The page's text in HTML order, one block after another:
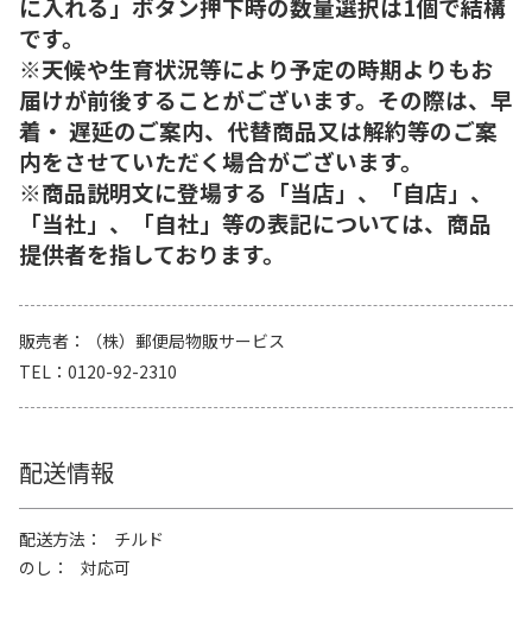
に入れる」ボタン押下時の数量選択は1個で結構
です。
※天候や生育状況等により予定の時期よりもお
届けが前後することがございます。その際は、早
着・ 遅延のご案内、代替商品又は解約等のご案
内をさせていただく場合がございます。
※商品説明文に登場する「当店」、「自店」、
「当社」、「自社」等の表記については、商品
提供者を指しております。
販売者
（株）郵便局物販サービス
TEL
0120-92-2310
配送情報
配送方法
チルド
のし
対応可